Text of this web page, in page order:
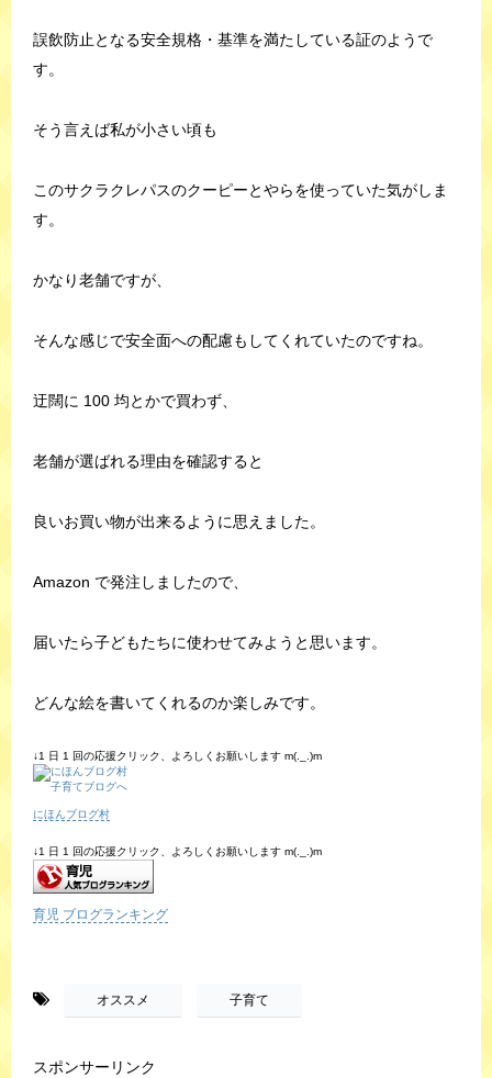
誤飲防止となる安全規格・基準を満たしている証のようで
す。
そう言えば私が小さい頃も
このサクラクレパスのクーピーとやらを使っていた気がしま
す。
かなり老舗ですが、
そんな感じで安全面への配慮もしてくれていたのですね。
迂闊に 100 均とかで買わず、
老舗が選ばれる理由を確認すると
良いお買い物が出来るように思えました。
Amazon で発注しましたので、
届いたら子どもたちに使わせてみようと思います。
どんな絵を書いてくれるのか楽しみです。
↓1 日 1 回の応援クリック、よろしくお願いします m(._.)m
にほんブログ村
↓1 日 1 回の応援クリック、よろしくお願いします m(._.)m
育児 ブログランキング
オススメ 子育て
スポンサーリンク